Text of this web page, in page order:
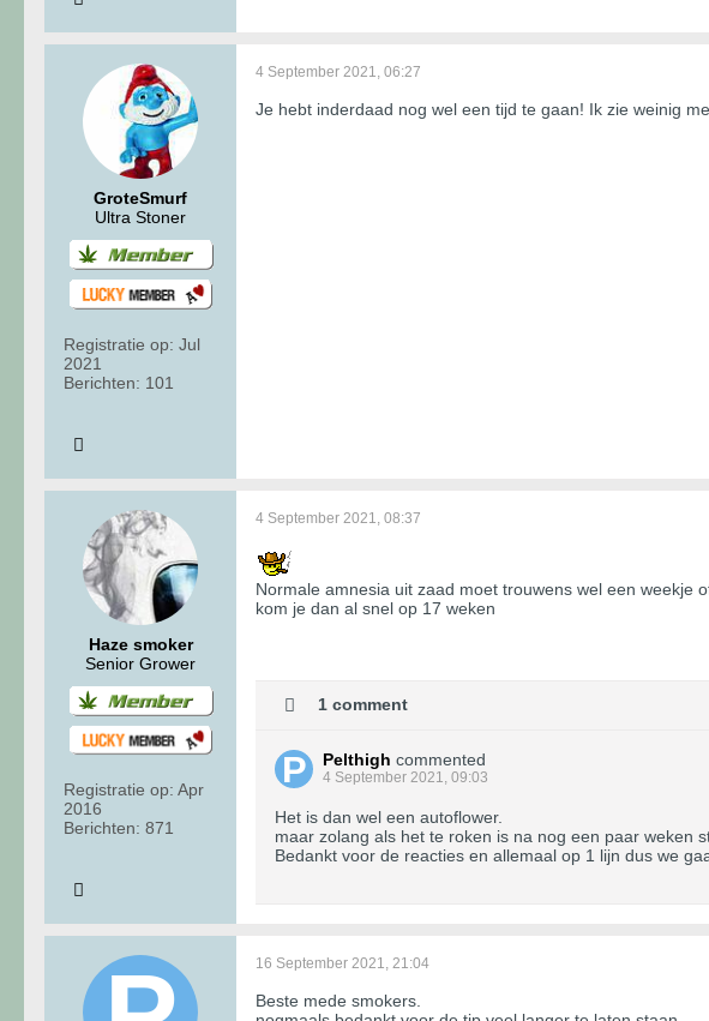
GroteSmurf
Ultra Stoner
Registratie op: Jul
2021
Berichten: 101
4 September 2021, 06:27
Je hebt inderdaad nog wel een tijd te gaan! Ik zie weinig
Haze smoker
Senior Grower
Registratie op: Apr
2016
Berichten: 871
4 September 2021, 08:37
Normale amnesia uit zaad moet trouwens wel een weekje
kom je dan al snel op 17 weken
1 comment
Pelthigh commented
4 September 2021, 09:03
Het is dan wel een autoflower.
maar zolang als het te roken is na nog een paar weken
Bedankt voor de reacties en allemaal op 1 lijn dus we
16 September 2021, 21:04
Beste mede smokers.